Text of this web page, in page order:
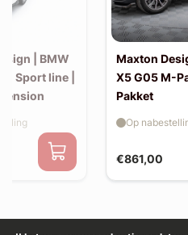
| BMW
Sport line |
Maxton
X5 G05 M-
Pakket
€861,00
Op